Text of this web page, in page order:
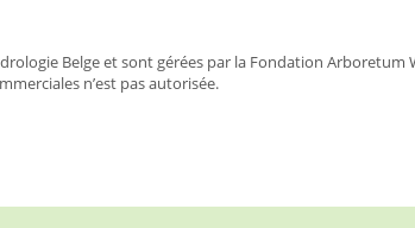
Belge et sont gérées par la Fondation Arboretum
n’est pas autorisée.